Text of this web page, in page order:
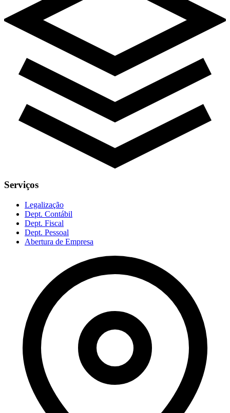
Serviços
Legalização
Dept. Contábil
Dept. Fiscal
Dept. Pessoal
Abertura de Empresa